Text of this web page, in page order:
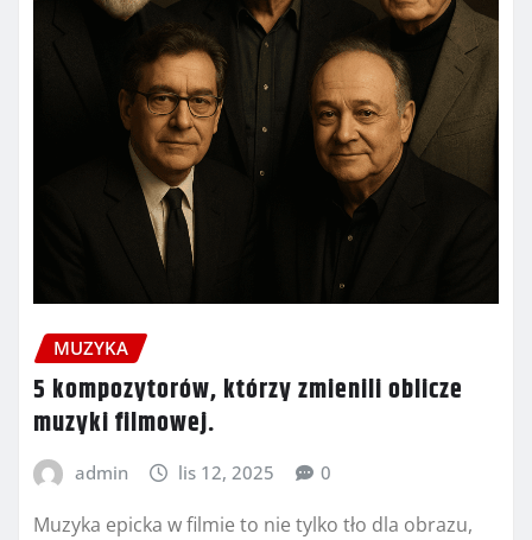
MUZYKA
5 kompozytorów, którzy zmienili oblicze
muzyki filmowej.
admin lis 12, 2025 0
Muzyka epicka w filmie to nie tylko tło dla obrazu,